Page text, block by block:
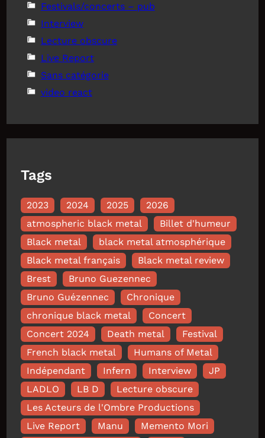
Festivals/concerts – pub
Interview
Lecture obscure
Live Report
Sans catégorie
video react
Tags
2023 2024 2025
2026
atmospheric black metal
Billet d'humeur
Black metal
black metal atmosphérique
Black metal français
Black metal review
Brest
Bruno Guezennec
Bruno Guézennec
Chronique
chronique black metal
Concert
Concert 2024
Death metal
Festival
French black metal
Humans of Metal
Indépendant
Infern Interview
JP
LADLO
LB D
Lecture obscure
Les Acteurs de l'Ombre Productions
Live Report
Manu
Memento Mori